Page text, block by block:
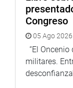
Congreso
05 Ago
“El
militares.